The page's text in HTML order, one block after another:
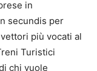
in
secundis per
più vocati al
Turistici
chi vuole